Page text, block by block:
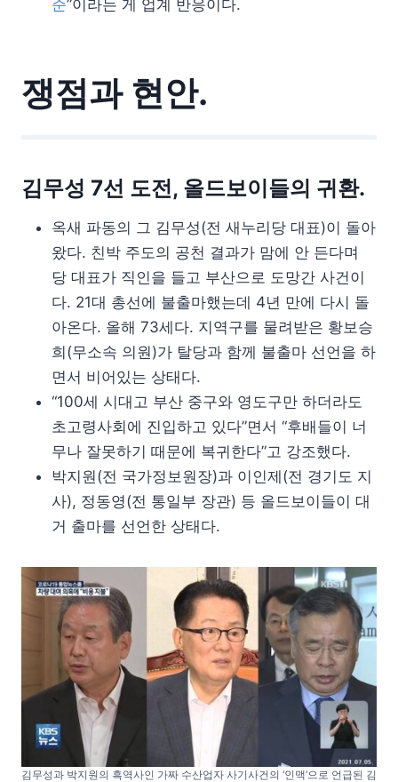
준”이라는 게 업계 반응이다.
쟁점과 현안.
김무성 7선 도전, 올드보이들의 귀환.
옥새 파동의 그 김무성(전 새누리당 대표)이 돌아
왔다. 친박 주도의 공천 결과가 맘에 안 든다며
당 대표가 직인을 들고 부산으로 도망간 사건이
다. 21대 총선에 불출마했는데 4년 만에 다시 돌
아온다. 올해 73세다. 지역구를 물려받은 황보승
희(무소속 의원)가 탈당과 함께 불출마 선언을 하
면서 비어있는 상태다.
“100세 시대고 부산 중구와 영도구만 하더라도
초고령사회에 진입하고 있다”면서 “후배들이 너
무나 잘못하기 때문에 복귀한다”고 강조했다.
박지원(전 국가정보원장)과 이인제(전 경기도 지
사), 정동영(전 통일부 장관) 등 올드보이들이 대
거 출마를 선언한 상태다.
김무성과 박지원의 흑역사인 가짜 수산업자 사기사건의 ‘인맥’으로 언급된 김